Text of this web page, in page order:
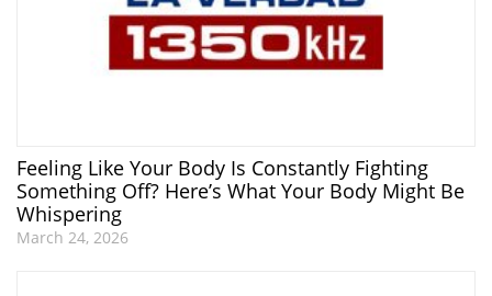
Feeling Like Your Body Is Constantly Fighting
Something Off? Here’s What Your Body Might Be
Whispering
March 24, 2026